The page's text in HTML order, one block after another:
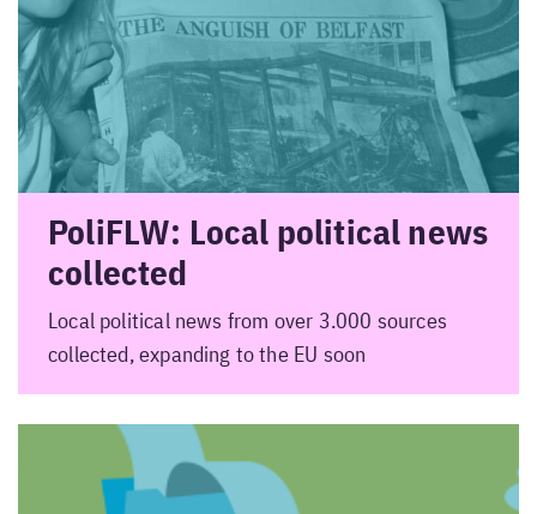
PoliFLW: Local political news
collected
Local political news from over 3.000 sources
collected, expanding to the EU soon